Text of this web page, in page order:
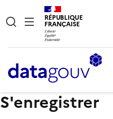
RÉPUBLIQUE
FRANÇAISE
S'enregistrer